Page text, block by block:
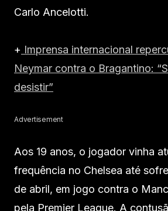
Carlo Ancelotti.
+ Imprensa internacional
Neymar contra o Bragantino:
desistir”
Advertisement
Aos 19 anos, o jogador vinha
frequência no Chelsea até
de abril, em jogo contra o
pela Premier League. A